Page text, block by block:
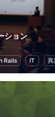
ション
Rails IT 異